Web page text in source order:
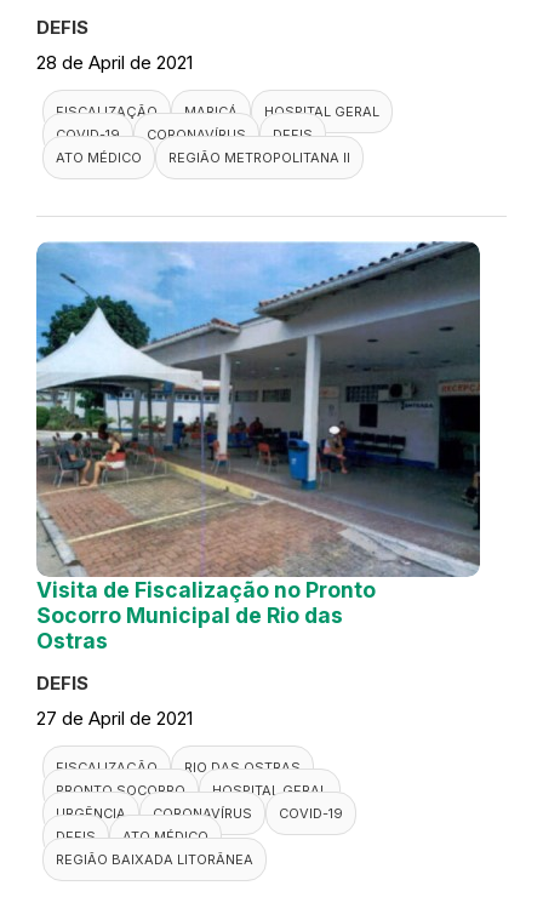
DEFIS
28 de April de 2021
FISCALIZAÇÃO MARICÁ
HOSPITAL GERAL
COVID-19
CORONAVÍRUS
DEFIS
ATO MÉDICO
REGIÃO METROPOLITANA II
Visita de Fiscalização no Pronto
Socorro Municipal de Rio das
Ostras
DEFIS
27 de April de 2021
FISCALIZAÇÃO
RIO DAS OSTRAS
PRONTO SOCORRO
HOSPITAL GERAL
URGÊNCIA
CORONAVÍRUS
COVID-19
DEFIS
ATO MÉDICO
REGIÃO BAIXADA LITORÂNEA